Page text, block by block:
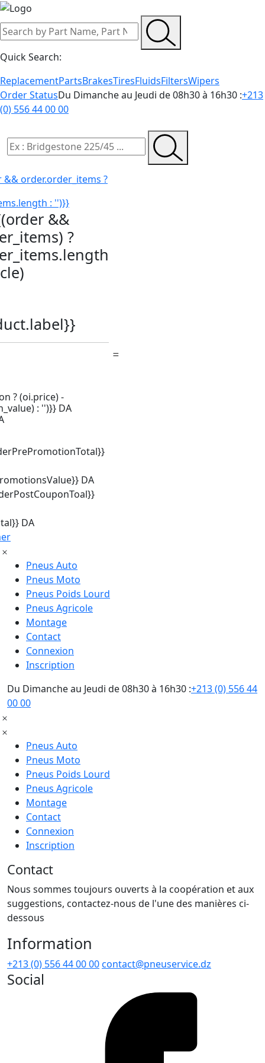
Quick Search:
ReplacementPartsBrakesTiresFluidsFiltersWipers
Order StatusDu Dimanche au Jeudi de 08h30 à 16h30 :+213
(0) 556 44 00 00
order.order_items ?
: '')}}
&&
?
? (oi.price) -
: '')}} DA
DA
DA
Pneus Auto
Pneus Moto
Pneus Poids Lourd
Pneus Agricole
Montage
Contact
Connexion
Inscription
Du Dimanche au Jeudi de 08h30 à 16h30 :+213 (0) 556 44
00 00
Pneus Auto
Pneus Moto
Pneus Poids Lourd
Pneus Agricole
Montage
Contact
Connexion
Inscription
Contact
Nous sommes toujours ouverts à la coopération et aux
suggestions, contactez-nous de l'une des manières ci-
dessous
Information
+213 (0) 556 44 00 00contact@pneuservice.dz
Social